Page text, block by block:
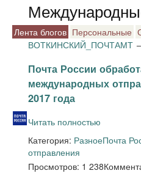
Лента блогов Персональные
ВОТКИНСКИЙ_ПОЧТАМТ
Почта России
международных
2017 года
Читать полностью
Категория: РазноеПочта
отправления
Просмотров: 1 238